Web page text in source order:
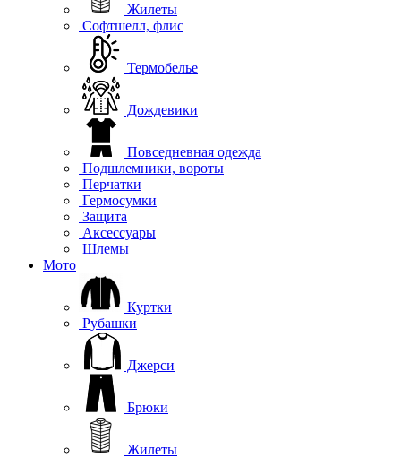
Жилеты
Софтшелл, флис
Термобелье
Дождевики
Повседневная одежда
Подшлемники, вороты
Перчатки
Гермосумки
Защита
Аксессуары
Шлемы
Мото
Куртки
Рубашки
Джерси
Брюки
Жилеты